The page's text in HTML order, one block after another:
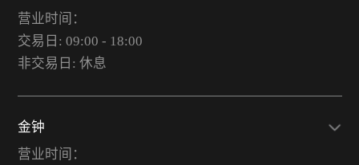
营业时间：
交易日: 09:00 - 18:00
非交易日: 休息
金钟
营业时间：